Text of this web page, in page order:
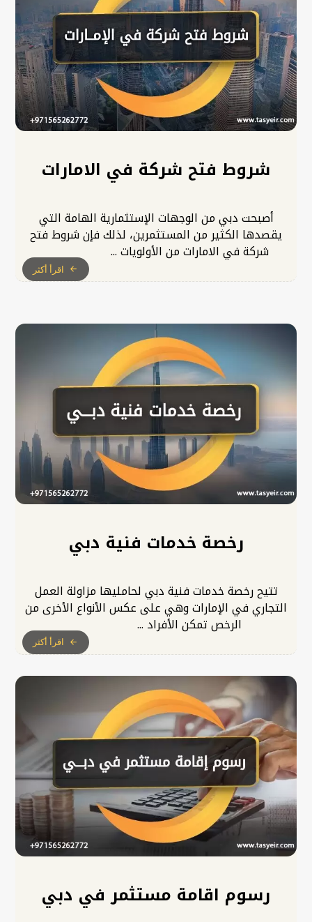
شروط فتح شركة في الامارات
أصبحت دبي من الوجهات الإستثمارية الهامة التي
يقصدها الكثير من المستثمرين، لذلك فإن شروط فتح
شركة في الامارات من الأولويات ...
اقرأ أكثر
رخصة خدمات فنية دبي
تتيح رخصة خدمات فنية دبي لحامليها مزاولة العمل
التجاري في الإمارات وهي على عكس الأنواع الأخرى من
الرخص تمكن الأفراد ...
اقرأ أكثر
رسوم اقامة مستثمر في دبي